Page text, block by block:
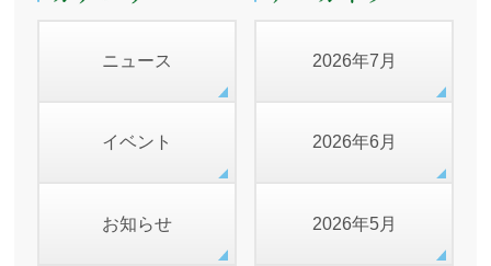
ニュース
イベント
お知らせ
2026年7月
2026年6月
2026年5月